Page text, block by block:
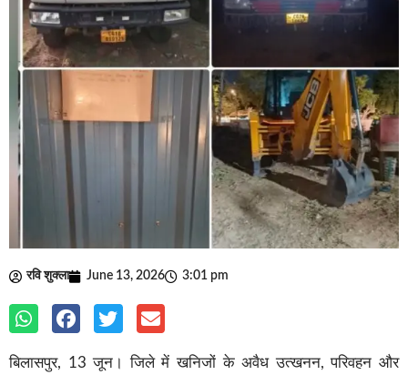
रवि शुक्ला June 13, 2026 3:01 pm
बिलासपुर, 13 जून। जिले में खनिजों के अवैध उत्खनन, परिवहन और